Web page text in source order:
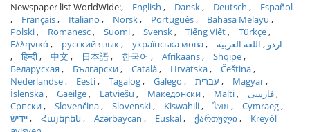
Newspaper list WorldWide: English Dansk Deutsch
Español
Français
Italiano Norsk Português
Bahasa Melayu
Polski
Romanesc Suomi Svensk Tiếng Việt
Türkçe
Ελληνικά
русский язык українська мова اردو
اللغة العربية
हिन्दी
中文 日本語 한국어 Afrikaans
Shqipe
Беларуская
Български Català Hrvatska
Čeština
Nederlandse
Eesti Tagalog Galego עברית
Magyar
Íslenska
Gaeilge Latviešu Македонски Malti
فارسی
Српски
Slovenčina Slovenski Kiswahili ไทย
Cymraeg
ייִדיש
Հայերեն Azərbaycan Euskal ქართული
Kreyòl